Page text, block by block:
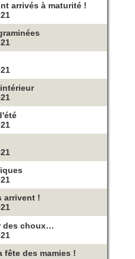
arrivés à maturité !
arrivent !
des choux…
fête des mamies !